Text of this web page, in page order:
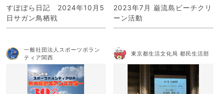
すぽぼら日記 2024年10月5
日サガン鳥栖戦
2023年7月 巌流島ビーチクリ
ーン活動
一般社団法人スポーツボラン
ティア関西
東京都生活文化局 都民生活部